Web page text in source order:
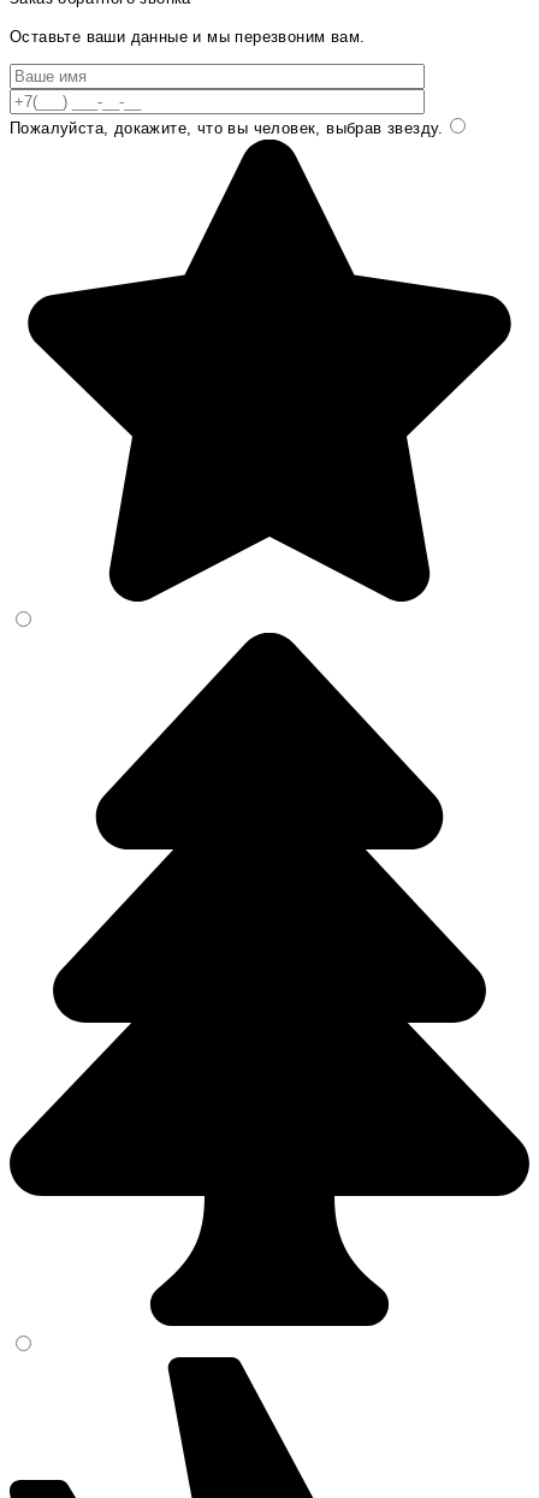
Оставьте ваши данные и мы перезвоним вам.
Пожалуйста, докажите, что вы человек, выбрав звезду.